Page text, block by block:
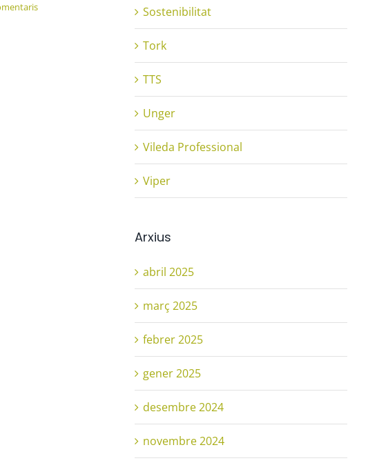
Sostenibilitat
Tork
TTS
Unger
Vileda Professional
Viper
Arxius
abril 2025
març 2025
febrer 2025
gener 2025
desembre 2024
novembre 2024